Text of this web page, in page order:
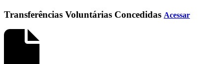
Transferências Voluntárias Concedidas Acessar